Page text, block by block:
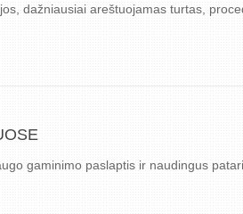
dažniausiai areštuojamas turtas,
gaminimo paslaptis ir naudingus